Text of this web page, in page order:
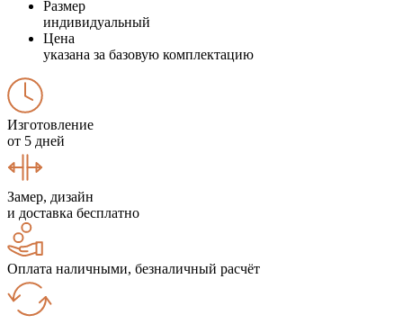
Размер
индивидуальный
Цена
указана за базовую комплектацию
Изготовление
от 5 дней
Замер, дизайн
и доставка бесплатно
Оплата наличными, безналичный расчёт